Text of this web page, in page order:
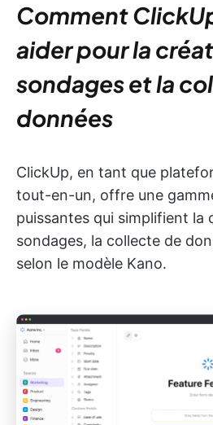
Comment
aider pour la
sondages et la
données
ClickUp, en tant que
tout-en-un, offre une
puissantes qui simplifient la
sondages, la collecte de
selon le modèle Kano.